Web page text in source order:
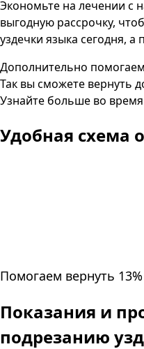
Экономьте на лечении с
выгодную рассрочку,
уздечки языка сегодня, а
Дополнительно
Так вы сможете вернуть
Узнайте больше во
Удобная схема
Помогаем вернуть
Показания и
подрезанию